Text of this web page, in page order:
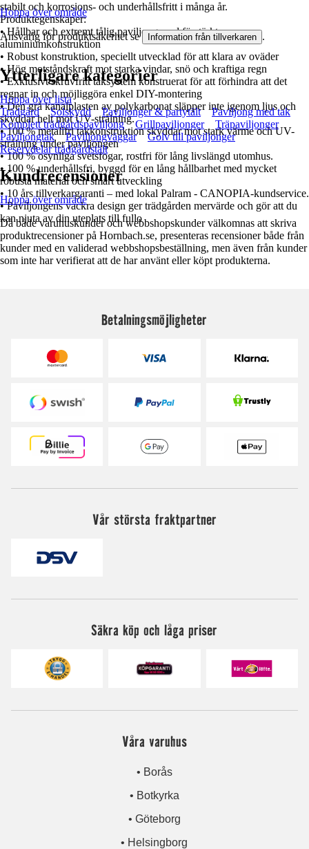
stabilt och korrosions- och underhållsfritt i många år.
Produktegenskaper:
• Hållbar och extremt tålig paviljong med förstärkt
aluminiumkonstruktion
• Robust konstruktion, speciellt utvecklad för att klara av oväder
• Hög motståndskraft mot starka vindar, snö och kraftiga regn
• Exklusivt skruvfritt taksystem konstruerat för att förhindra att det
regnar in och möjliggöra enkel DIY-montering
• Den grå kanalplasten av polykarbonat släpper inte igenom ljus och
skyddar helt mot UV-strålning.
• 100 % metallfri takkonstruktion skyddar mot stark värme och UV-
strålning under paviljongen
• 100 % osynliga svetsfogar, rostfri för lång livslängd utomhus.
• 100 % underhållsfri, byggd för en lång hållbarhet med mycket
robusta material och smart utveckling
• 10 års tillverkargaranti – med lokal Palram - CANOPIA-kundservice.
• Paviljongens vackra design ger trädgården mervärde och gör att du
kan njuta av din uteplats till fullo
Hoppa över område
Ansvarig för produktsäkerhet se Information från tillverkaren .
Ytterligare kategorier
Hoppa över lista
Trädgård
Solskydd Paviljonger & partytält
Paviljong med tak
Komplett trädgårdspaviljong
Grillpaviljonger
Träpaviljonger
Paviljongtak
Paviljongväggar
Golv till paviljonger
Reservdelar trädgårdstält
Kundrecensioner
Hoppa över område
Då både varuhuskunder och webbshopskunder välkomnas att skriva
produktrecensioner på Hornbach.se, presenteras recensioner både från
kunder med en validerad webbshopsbeställning, men även från kunder
som inte har verifierat att de har använt eller köpt produkterna.
Betalningsmöjligheter
Vår största fraktpartner
Säkra köp och låga priser
Våra varuhus
• Borås
• Botkyrka
• Göteborg
• Helsingborg